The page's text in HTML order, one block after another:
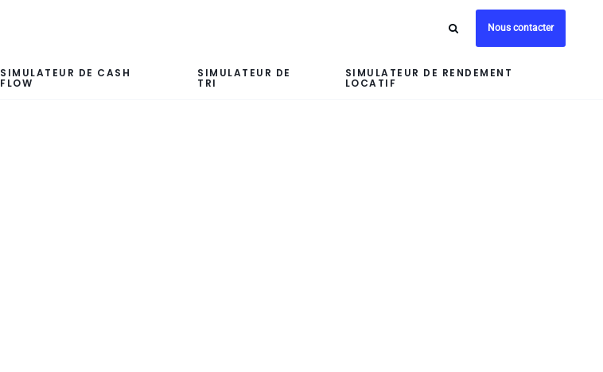
Nous contacter
SIMULATEUR DE CASH
FLOW
SIMULATEUR DE
TRI
SIMULATEUR DE RENDEMENT
LOCATIF